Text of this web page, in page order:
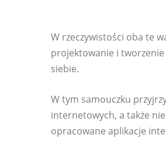
W rzeczywistości oba te
projektowanie i
siebie.
W tym samouczku
internetowych, a także
opracowane aplikacje